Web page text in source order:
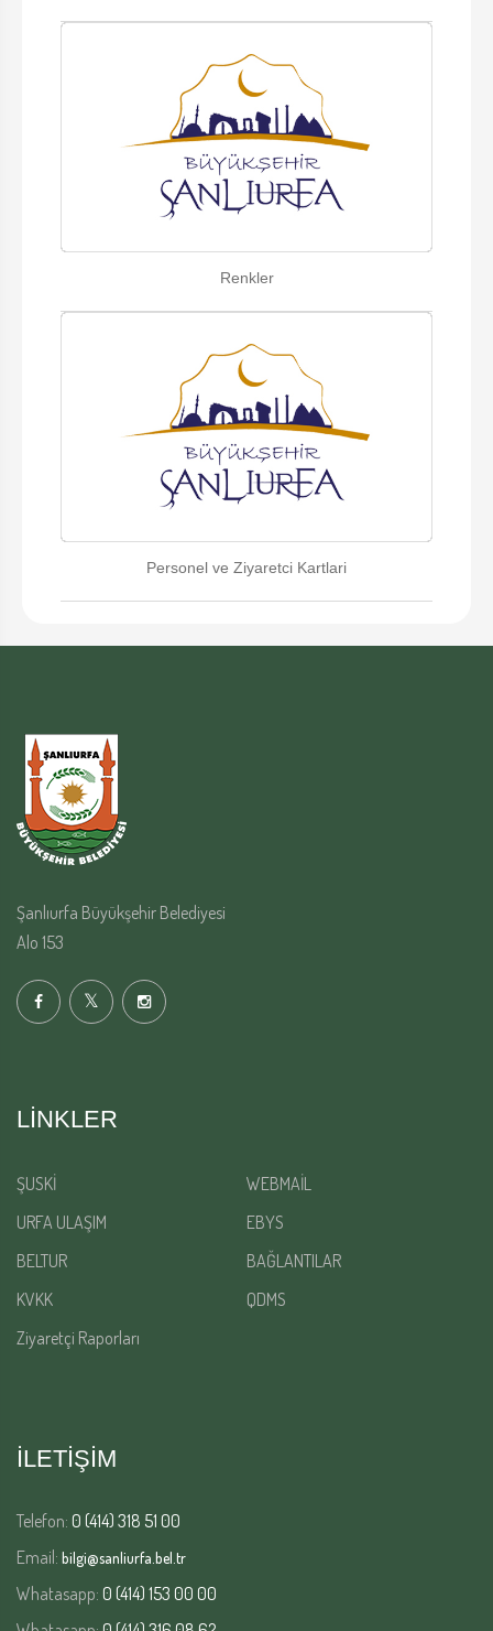
Renkler
Personel ve Ziyaretci Kartlari
Şanlıurfa Büyükşehir Belediyesi
Alo 153
LINKLER
ŞUSKİ
WEBMAİL
URFA ULAŞIM
EBYS
BELTUR
BAĞLANTILAR
KVKK
QDMS
Ziyaretçi Raporları
İLETİŞİM
Telefon: 0 (414) 318 51 00
Email: bilgi@sanliurfa.bel.tr
Whatasapp: 0 (414) 153 00 00